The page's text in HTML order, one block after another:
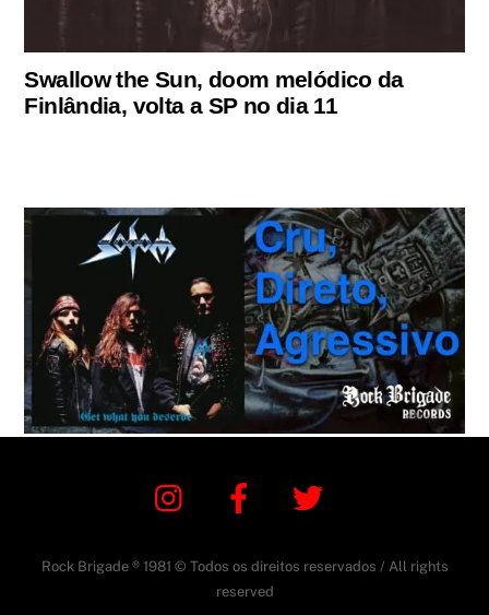
Swallow the Sun, doom melódico da
Finlândia, volta a SP no dia 11
Instagram Facebook
Rock Brigade ® 1981 © Todos os direitos reservados / All rights
reserved